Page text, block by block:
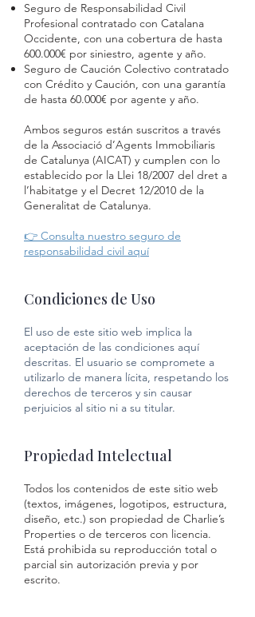
Seguro de Responsabilidad Civil
Profesional contratado con Catalana
Occidente, con una cobertura de hasta
600.000€ por siniestro, agente y año.
Seguro de Caución Colectivo contratado
con Crédito y Caución, con una garantía
de hasta 60.000€ por agente y año.
Ambos seguros están suscritos a través
de la Associació d’Agents Immobiliaris
de Catalunya (AICAT) y cumplen con lo
establecido por la Llei 18/2007 del dret a
l’habitatge y el Decret 12/2010 de la
Generalitat de Catalunya.
👉 Consulta nuestro seguro de
responsabilidad civil aquí
Condiciones de Uso
El uso de este sitio web implica la
aceptación de las condiciones aquí
descritas. El usuario se compromete a
utilizarlo de manera lícita, respetando los
derechos de terceros y sin causar
perjuicios al sitio ni a su titular.
Propiedad Intelectual
Todos los contenidos de este sitio web
(textos, imágenes, logotipos, estructura,
diseño, etc.) son propiedad de Charlie’s
Properties o de terceros con licencia.
Está prohibida su reproducción total o
parcial sin autorización previa y por
escrito.